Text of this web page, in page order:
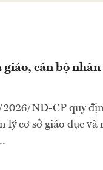
cán bộ nhân
NĐ-CP quy
cơ sở giáo dục và